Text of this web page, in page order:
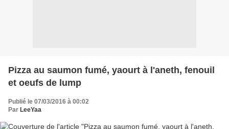
Pizza au saumon fumé, yaourt à l'aneth, fenouil
et oeufs de lump
Publié le 07/03/2016 à 00:02
Par LeeYaa